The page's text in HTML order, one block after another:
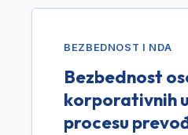
BEZBEDNOST I NDA
Bezbednost
korporativnih
procesu